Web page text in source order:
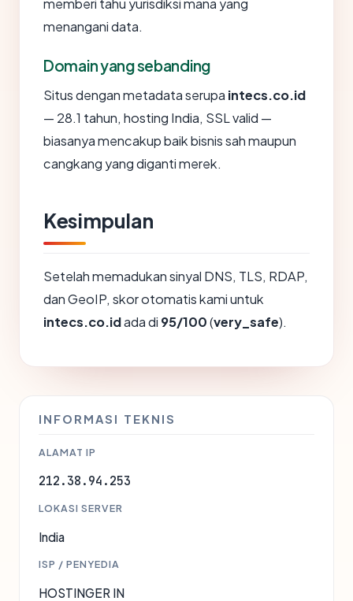
memberi tahu yurisdiksi mana yang
menangani data.
Domain yang sebanding
Situs dengan metadata serupa intecs.co.id
— 28.1 tahun, hosting India, SSL valid —
biasanya mencakup baik bisnis sah maupun
cangkang yang diganti merek.
Kesimpulan
Setelah memadukan sinyal DNS, TLS, RDAP,
dan GeoIP, skor otomatis kami untuk
intecs.co.idada di 95/100(very_safe).
INFORMASI TEKNIS
ALAMAT IP
212.38.94.253
LOKASI SERVER
India
ISP / PENYEDIA
HOSTINGER IN